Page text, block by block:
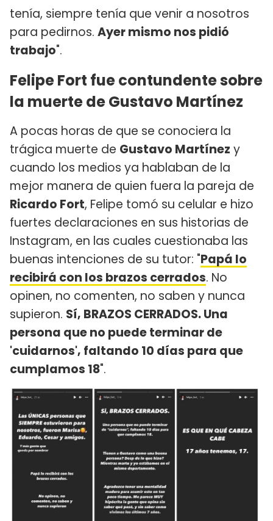
tenía, siempre tenía que venir a nosotros
para pedirnos. Ayer mismo nos pidió
trabajo".
Felipe Fort fue contundente sobre
la muerte de Gustavo Martínez
A pocas horas de que se conociera la
trágica muerte de Gustavo Martínez y
cuando los medios ya hablaban de la
mejor manera de quien fuera la pareja de
Ricardo Fort, Felipe tomó su celular e hizo
fuertes declaraciones en sus historias de
Instagram, en las cuales cuestionaba las
buenas intenciones de su tutor: "Papá lo
recibirá con los brazos cerrados. No
opinen, no comenten, no saben y nunca
supieron. Sí, BRAZOS CERRADOS. Una
persona que no puede terminar de
'cuidarnos', faltando 10 días para que
cumplamos 18".